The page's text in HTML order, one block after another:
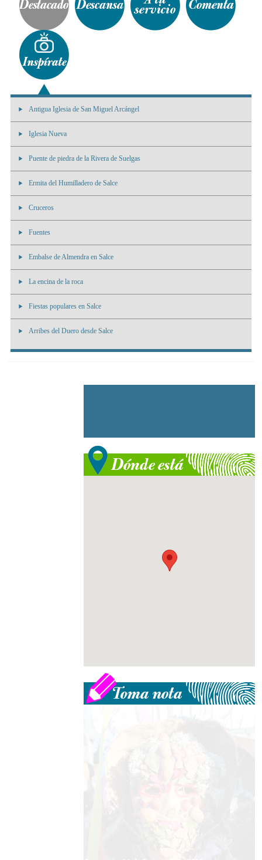
Antigua Iglesia de San Miguel Arcángel
Iglesia Nueva
Puente de piedra de la Rivera de Suelgas
Ermita del Humilladero de Salce
Cruceros
Fuentes
Embalse de Almendra en Salce
La encina de la roca
Fiestas populares en Salce
Arribes del Duero desde Salce